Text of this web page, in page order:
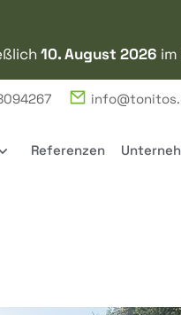
10. August 2026
Referenzen